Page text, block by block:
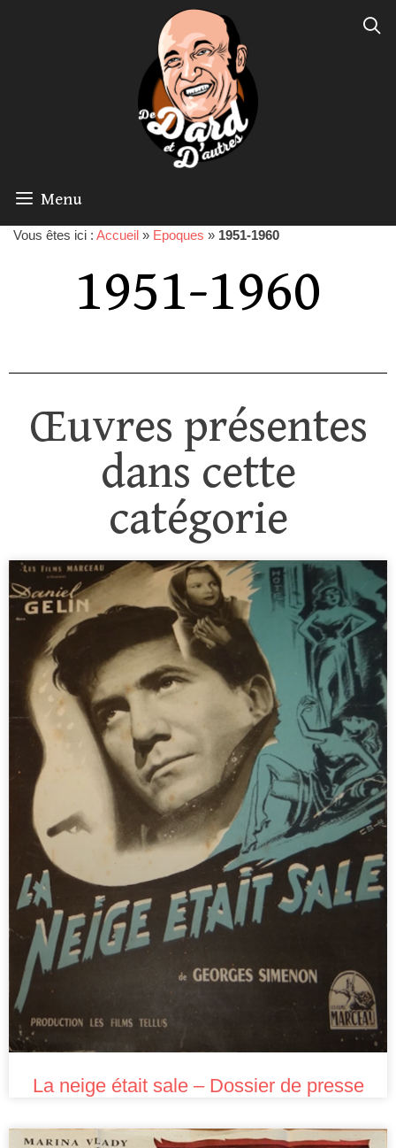
Menu
Vous êtes ici : Accueil » Epoques » 1951-1960
1951-1960
Œuvres présentes
dans cette
catégorie
La neige était sale – Dossier de presse